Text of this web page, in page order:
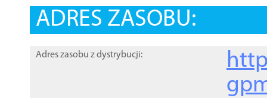
ADRES ZASOBU:
Adres zasobu z dystrybucji: